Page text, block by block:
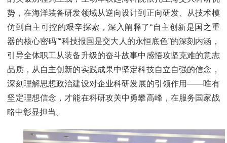
势，在海洋装备研发领域从逆向设计到正向研发、从技术模
仿到自主可控的艰辛探索，深入阐释了“自主创新是国之重
器的核心密码”“科技报国是交大人的永恒底色”的深刻内涵，
引导全体职工从装备升级的奋斗故事中感悟攻坚克难的意志
品质，从自主创新的实践成果中坚定科技自立自强的信念，
深刻理解思想政治建设对企业科研发展的引领作用——唯有
坚定理想信念，才能在科研攻关中勇攀高峰，在服务国家战
略中彰显担当。